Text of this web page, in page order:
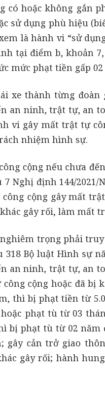
có hoặc không gắn
sử dụng phù hiệu
là hành vi “sử
tại điểm b, khoản
mức phạt tiền gấp
xe thành từng đoàn
an ninh, trật tự, an
vi gây mất trật tự
nhiệm hình sự.
cộng nếu chưa
Nghị định 144/2021/
cộng gây mất
gây rối, làm mất
trọng phải
Bộ luật Hình sự
an ninh, trật tự, an
cộng hoặc đã bị
thì bị phạt tiền từ
phạt tù từ 03
bị phạt tù từ 02 năm
gây cản trở giao
gây rối; hành